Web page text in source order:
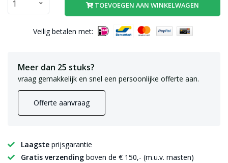
TOEVOEGEN AAN WINKELWAGEN
Veilig betalen met:
Meer dan 25 stuks?
vraag gemakkelijk en snel een persoonlijke offerte aan.
Offerte aanvraag
Laagste prijsgarantie
Gratis verzending boven de € 150,- (m.u.v. masten)